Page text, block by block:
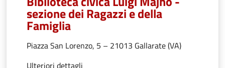
sezione dei Ragazzi e della
Famiglia
Piazza San Lorenzo, 5 – 21013 Gallarate (VA)
Ulteriori dettagli